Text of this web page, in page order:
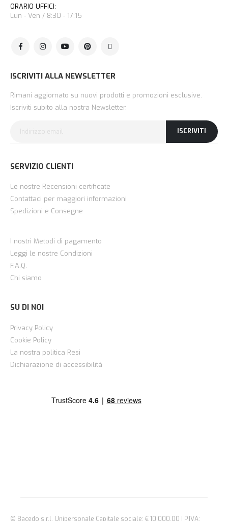
ORARIO UFFICI:
Lun - Ven / 8:30 - 17:15
ISCRIVITI ALLA NEWSLETTER
Rimani aggiornato su nuovi prodotti e promozioni esclusive.
Iscriviti subito alla nostra Newsletter.
ISCRIVITI
SERVIZIO CLIENTI
Le nostre Recensioni certificate
Contattaci per maggiori informazioni
Spedizioni e Consegne
I nostri Metodi di pagamento
Leggi le nostre Condizioni
F.A.Q.
Chi siamo
SU DI NOI
Privacy Policy
Cookie Policy
La nostra politica Resi
Dichiarazione di accessibilità
© Bacedo s.r.l. Unipersonale Capitale sociale: € 10.000,00 | P.IVA: